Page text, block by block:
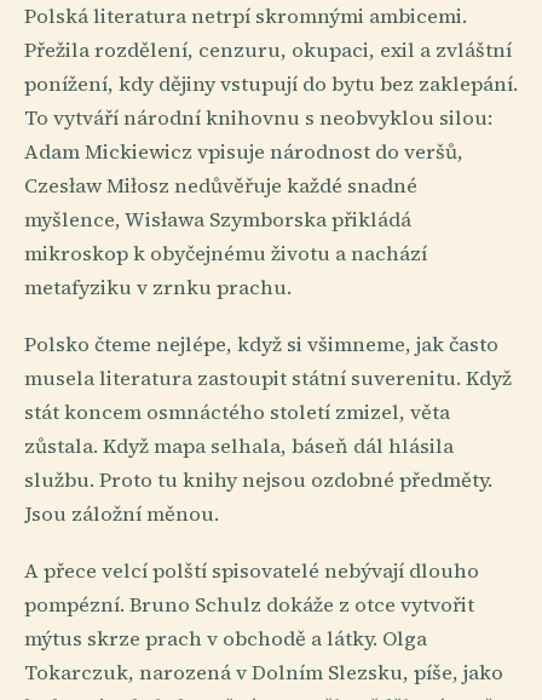
Polská literatura netrpí skromnými ambicemi.
Přežila rozdělení, cenzuru, okupaci, exil a zvláštní
ponížení, kdy dějiny vstupují do bytu bez zaklepání.
To vytváří národní knihovnu s neobvyklou silou:
Adam Mickiewicz vpisuje národnost do veršů,
Czesław Miłosz nedůvěřuje každé snadné
myšlence, Wisława Szymborska přikládá
mikroskop k obyčejnému životu a nachází
metafyziku v zrnku prachu.
Polsko čteme nejlépe, když si všimneme, jak často
musela literatura zastoupit státní suverenitu. Když
stát koncem osmnáctého století zmizel, věta
zůstala. Když mapa selhala, báseň dál hlásila
službu. Proto tu knihy nejsou ozdobné předměty.
Jsou záložní měnou.
A přece velcí polští spisovatelé nebývají dlouho
pompézní. Bruno Schulz dokáže z otce vytvořit
mýtus skrze prach v obchodě a látky. Olga
Tokarczuk, narozená v Dolním Slezsku, píše, jako